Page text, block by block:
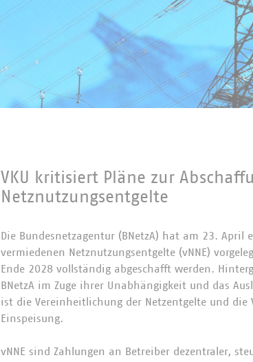
VKU kritisiert Pläne zur
Netznutzungsentgelte
Die Bundesnetzagentur (BNetzA) hat am 23.
vermiedenen Netznutzungsentgelte (vNNE)
Ende 2028 vollständig abgeschafft werden.
BNetzA im Zuge ihrer Unabhängigkeit und das
ist die Vereinheitlichung der Netzentgelte und
Einspeisung.
vNNE sind Zahlungen an Betreiber dezentraler,